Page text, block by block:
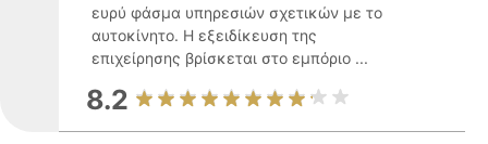
ευρύ φάσμα υπηρεσιών σχετικών με το
αυτοκίνητο. Η εξειδίκευση της
επιχείρησης βρίσκεται στο εμπόριο ...
8.2